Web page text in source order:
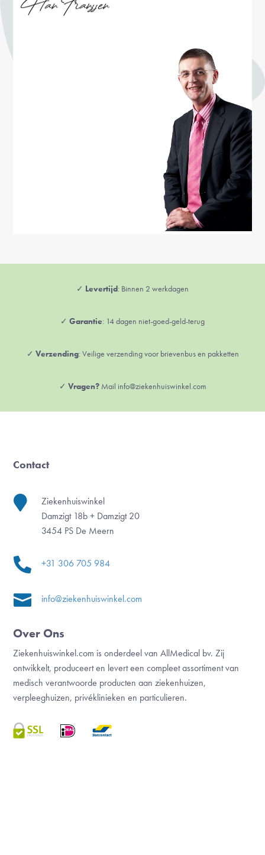
✓ Levertijd: Binnen 2 werkdagen
✓ Garantie: 14 dagen niet-goed-geld-terug
✓ Verzending: Veilige verzending voor brievenbus en pakketten
✓ Vragen?Mail info@ziekenhuiswinkel.com
Contact

Ziekenhuiswinkel
Damzigt 18b + Damzigt 20
3454 PS De Meern
 +31 306 705 984
 info@ziekenhuiswinkel.com
Over Ons
Ziekenhuiswinkel.com is onderdeel van AllMedical bv. Zij
ontwikkelt, produceert en levert een compleet assortiment van
medisch verantwoorde producten aan ziekenhuizen,
verpleeghuizen, privéklinieken en particulieren.